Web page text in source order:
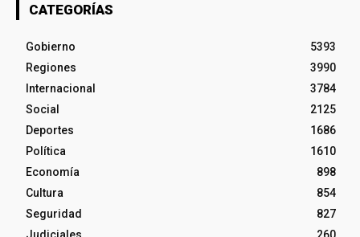
CATEGORÍAS
Gobierno
5393
Regiones
3990
Internacional
3784
Social
2125
Deportes
1686
Política
1610
Economía
898
Cultura
854
Seguridad
827